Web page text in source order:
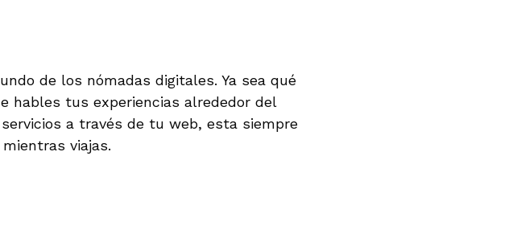
de los nómadas digitales. Ya sea qué
hables tus experiencias alrededor del
a través de tu web, esta siempre
viajas.